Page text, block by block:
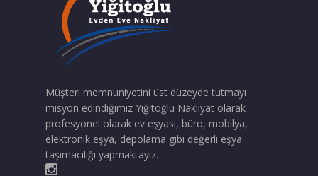
Müşteri memnuniyetini üst düzeyde tutmayı
misyon edindiğimiz Yiğitoğlu Nakliyat olarak
profesyonel olarak ev eşyası, büro, mobilya,
elektronik eşya, depolama gibi değerli eşya
taşımacılığı yapmaktayız.